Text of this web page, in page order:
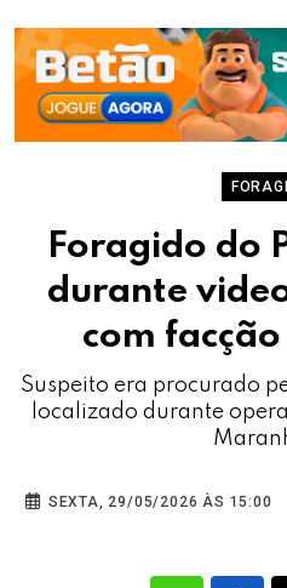
Foragido do
durante
com
Suspeito era procurado
localizado durante
SEXTA, 29/05/2026 ÀS 15:00